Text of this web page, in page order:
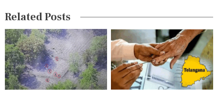
i
o
n
Related Posts